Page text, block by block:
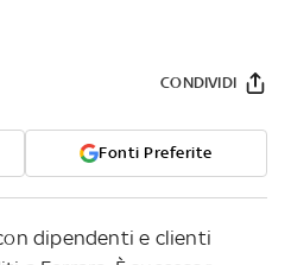
Fonti Preferite
CONDIVIDI
dipendenti e clienti